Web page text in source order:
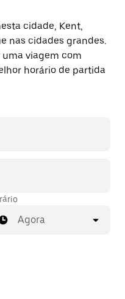
cidade, Kent,
nas cidades grandes.
uma viagem com
horário de partida
Agora